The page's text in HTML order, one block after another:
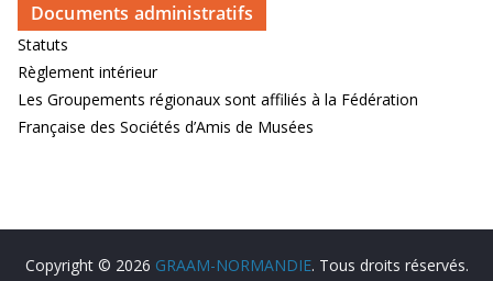
Documents administratifs
Statuts
Règlement intérieur
Les Groupements régionaux sont affiliés à la Fédération
Française des Sociétés d’Amis de Musées
Copyright © 2026 GRAAM-NORMANDIE. Tous droits réservés.